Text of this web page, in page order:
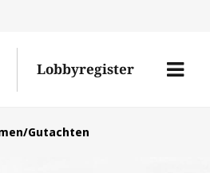
Lobbyregister
Menü
Gutachten